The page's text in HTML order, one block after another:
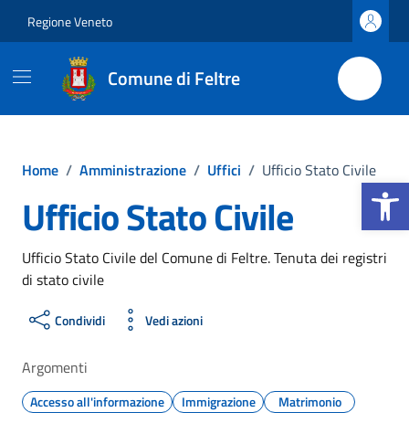
Apri la
Regione Veneto
Comune di Feltre
Home / Amministrazione / Uffici / Ufficio Stato Civile
Ufficio Stato Civile
Ufficio Stato Civile del Comune di Feltre. Tenuta dei registri
di stato civile
Condividi Vedi azioni
Argomenti
Accesso all'informazione Immigrazione
Matrimonio